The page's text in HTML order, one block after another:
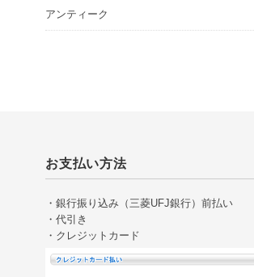
アンティーク
お支払い方法
・銀行振り込み（三菱UFJ銀行）前払い
・代引き
・クレジットカード